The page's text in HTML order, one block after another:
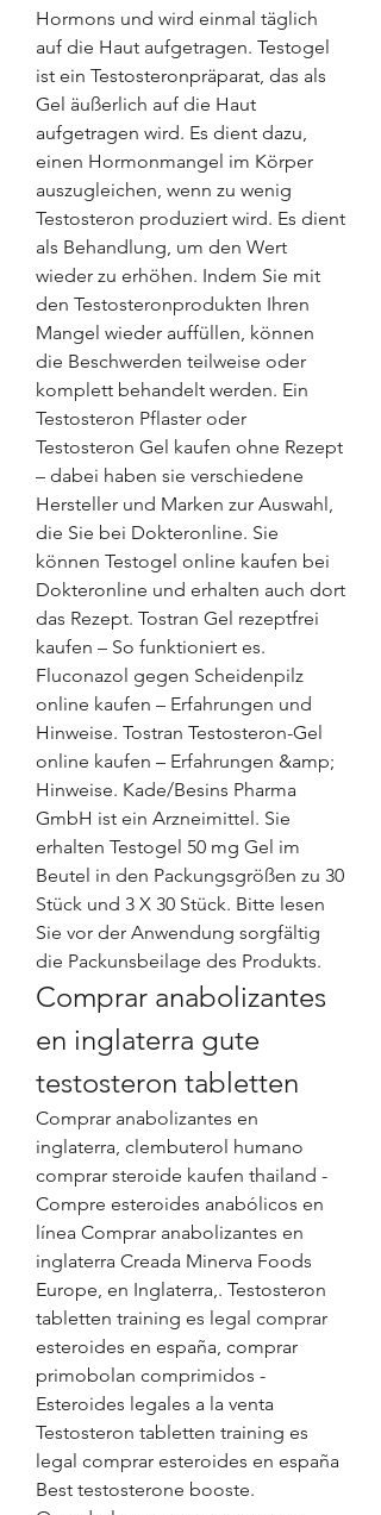
Hormons und wird einmal täglich
auf die Haut aufgetragen. Testogel
ist ein Testosteronpräparat, das als
Gel äußerlich auf die Haut
aufgetragen wird. Es dient dazu,
einen Hormonmangel im Körper
auszugleichen, wenn zu wenig
Testosteron produziert wird. Es dient
als Behandlung, um den Wert
wieder zu erhöhen. Indem Sie mit
den Testosteronprodukten Ihren
Mangel wieder auffüllen, können
die Beschwerden teilweise oder
komplett behandelt werden. Ein
Testosteron Pflaster oder
Testosteron Gel kaufen ohne Rezept
– dabei haben sie verschiedene
Hersteller und Marken zur Auswahl,
die Sie bei Dokteronline. Sie
können Testogel online kaufen bei
Dokteronline und erhalten auch dort
das Rezept. Tostran Gel rezeptfrei
kaufen – So funktioniert es.
Fluconazol gegen Scheidenpilz
online kaufen – Erfahrungen und
Hinweise. Tostran Testosteron-Gel
online kaufen – Erfahrungen &amp;
Hinweise. Kade/Besins Pharma
GmbH ist ein Arzneimittel. Sie
erhalten Testogel 50 mg Gel im
Beutel in den Packungsgrößen zu 30
Stück und 3 X 30 Stück. Bitte lesen
Sie vor der Anwendung sorgfältig
die Packunsbeilage des Produkts.
Comprar anabolizantes
en inglaterra gute
testosteron tabletten
Comprar anabolizantes en
inglaterra, clembuterol humano
comprar steroide kaufen thailand -
Compre esteroides anabólicos en
línea Comprar anabolizantes en
inglaterra Creada Minerva Foods
Europe, en Inglaterra,. Testosteron
tabletten training es legal comprar
esteroides en españa, comprar
primobolan comprimidos -
Esteroides legales a la venta
Testosteron tabletten training es
legal comprar esteroides en españa
Best testosterone booste.